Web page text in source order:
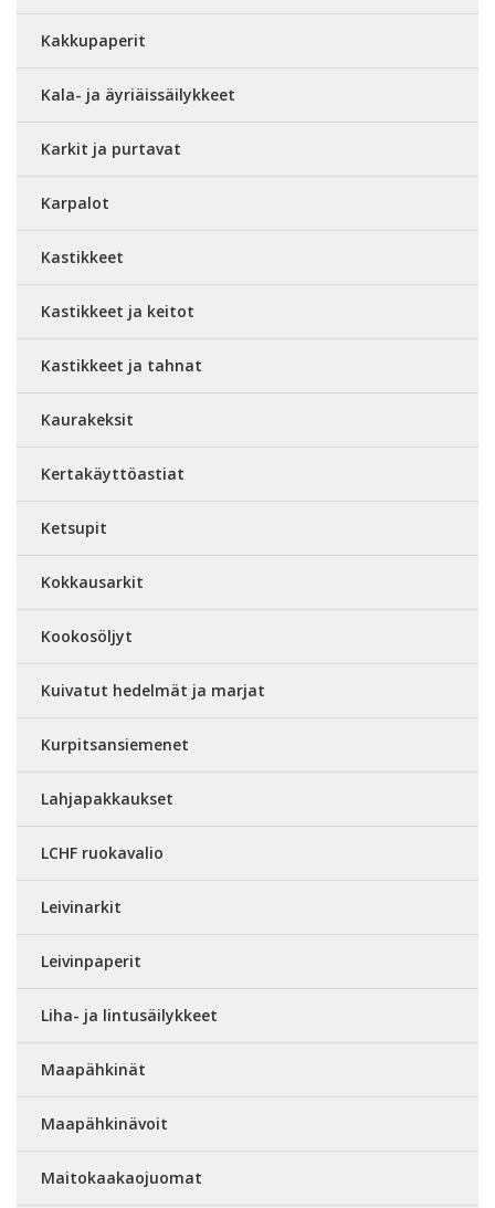
Kakkupaperit
Kala- ja äyriäissäilykkeet
Karkit ja purtavat
Karpalot
Kastikkeet
Kastikkeet ja keitot
Kastikkeet ja tahnat
Kaurakeksit
Kertakäyttöastiat
Ketsupit
Kokkausarkit
Kookosöljyt
Kuivatut hedelmät ja marjat
Kurpitsansiemenet
Lahjapakkaukset
LCHF ruokavalio
Leivinarkit
Leivinpaperit
Liha- ja lintusäilykkeet
Maapähkinät
Maapähkinävoit
Maitokaakaojuomat